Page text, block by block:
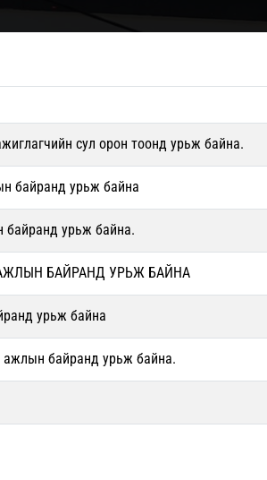
сул орон тоонд урьж байна.
байранд урьж байна
урьж байна.
БАЙРАНД УРЬЖ БАЙНА
урьж байна
ажлын байранд урьж байна.